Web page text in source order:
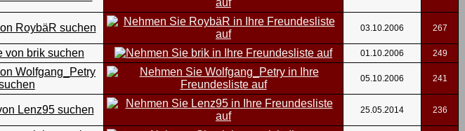
03.10.2006 267
01.10.2006 249
05.10.2006 241
25.05.2014 236